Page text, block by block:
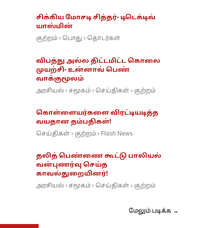
சிக்கிய மோசடி சித்தர்- டிடெக்டிவ்
யாஸ்மின்
குற்றம் › பொது › தொடர்கள்
விபத்து அல்ல திட்டமிட்ட கொலை
முயற்சி- உன்னாவ் பெண்
வாக்குமூலம்
அரசியல் › சமூகம் › செய்திகள் › குற்றம்
கொள்ளையர்களை விரட்டியடித்த
வயதான தம்பதிகள்!
செய்திகள் › குற்றம் › Flash News
தலித் பெண்ணை கூட்டு பாலியல்
வன்புணர்வு செய்த
காவல்துறையினர்!
அரசியல் › சமூகம் › செய்திகள் › குற்றம்
மேலும் படிக்க →